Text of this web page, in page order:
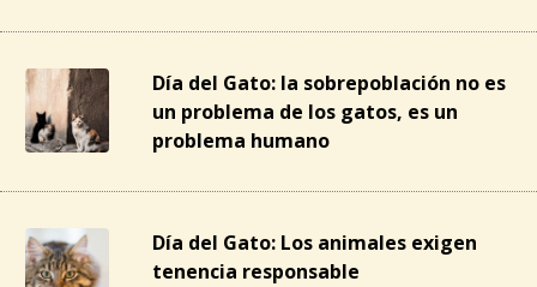
Día del Gato: la sobrepoblación no es
un problema de los gatos, es un
problema humano
Día del Gato: Los animales exigen
tenencia responsable